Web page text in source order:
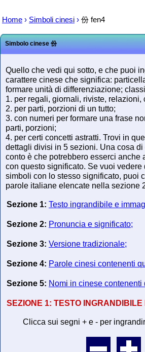
Simbolo cinese 份
Quello che vedi qui sotto, e che puoi
carattere cinese che significa:
formare unità di differenziazione;
1. per regali, giornali, riviste, relazioni,
2. per parti, porzioni di un tutto;
3. con numeri per formare una frase
parti, porzioni;
4. per certi concetti astratti. Trovi in
dettagli divisi in 5 sezioni. Una cosa
conto è che potrebbero esserci anche
con questo significato. Se vuoi vedere
simboli con lo stesso significato, puoi
parole italiane elencate nella sezione
Sezione 1: Testo ingrandibile e
Sezione 2: Pronuncia e significato;
Sezione 3: Versione tradizionale;
Sezione 4: Parole cinesi contenenti
Sezione 5: Nomi in cinese contenenti
SEZIONE 1: TESTO INGRANDIBILE
Clicca sui segni + e - per
Home › Simboli cinesi › 份 fen4